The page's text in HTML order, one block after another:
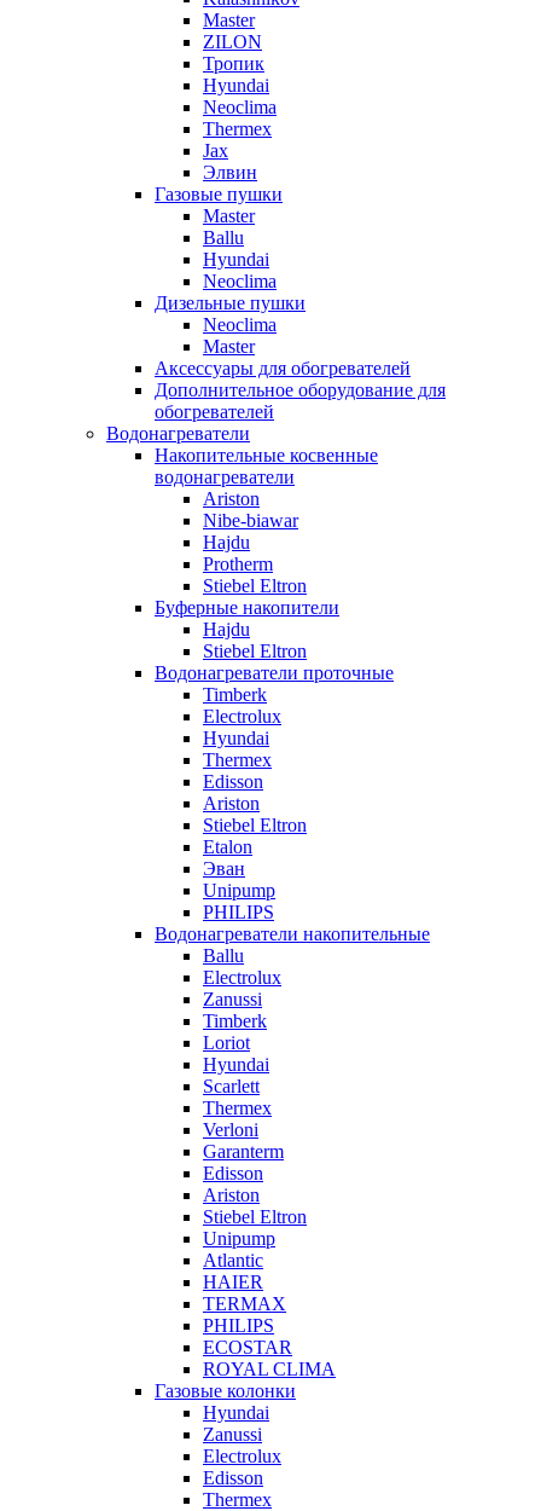
Master
ZILON
Тропик
Hyundai
Neoclima
Thermex
Jax
Элвин
Газовые пушки
Master
Ballu
Hyundai
Neoclima
Дизельные пушки
Neoclima
Master
Аксессуары для обогревателей
Дополнительное оборудование для
обогревателей
Водонагреватели
Накопительные косвенные
водонагреватели
Ariston
Nibe-biawar
Hajdu
Protherm
Stiebel Eltron
Буферные накопители
Hajdu
Stiebel Eltron
Водонагреватели проточные
Timberk
Electrolux
Hyundai
Thermex
Edisson
Ariston
Stiebel Eltron
Etalon
Эван
Unipump
PHILIPS
Водонагреватели накопительные
Ballu
Electrolux
Zanussi
Timberk
Loriot
Hyundai
Scarlett
Thermex
Verloni
Garanterm
Edisson
Ariston
Stiebel Eltron
Unipump
Atlantic
HAIER
TERMAX
PHILIPS
ECOSTAR
ROYAL CLIMA
Газовые колонки
Hyundai
Zanussi
Electrolux
Edisson
Thermex